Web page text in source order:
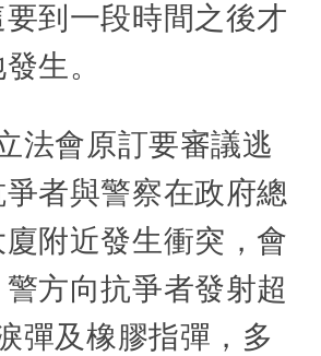
到一段時間之後才
生。
法會原訂要審議逃
者與警察在政府總
附近發生衝突，會
方向抗爭者發射超
彈及橡膠指彈，多